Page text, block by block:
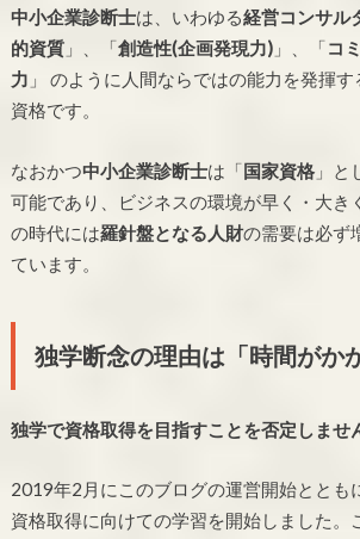
中小企業診断士は、いわゆる経営コンサル
的資質」、「創造性(企画発現力)」、「コ
力 」 のように人間ならではの能力を発揮
資格です。
なおかつ中小企業診断士は「国家資格」と
可能であり、ビジネスの環境が早く・大き
の時代には羅針盤となる人財の需要は必ず
ています。
独学断念の理由は「時間がか
独学で資格取得を目指すことを否定しませ
2019年2月にこのブログの運営開始ととも
資格取得に向けての学習を開始しました。